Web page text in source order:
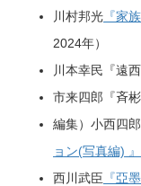
川村邦光 『家
2024年）
川本幸民『遠西
市来四郎『斉彬
編集）小西四
ョン(写真編) 』
西川武臣 『亞